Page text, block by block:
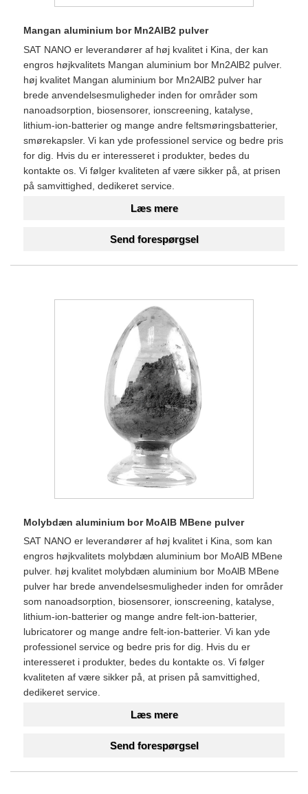
Mangan aluminium bor Mn2AlB2 pulver
SAT NANO er ​​leverandører af høj kvalitet i Kina, der kan
engros højkvalitets Mangan aluminium bor Mn2AlB2 pulver.
høj kvalitet Mangan aluminium bor Mn2AlB2 pulver har
brede anvendelsesmuligheder inden for områder som
nanoadsorption, biosensorer, ionscreening, katalyse,
lithium-ion-batterier og mange andre feltsmøringsbatterier,
smørekapsler. Vi kan yde professionel service og bedre pris
for dig. Hvis du er interesseret i produkter, bedes du
kontakte os. Vi følger kvaliteten af ​​være sikker på, at prisen
på samvittighed, dedikeret service.
Læs mere
Send forespørgsel
Molybdæn aluminium bor MoAlB MBene pulver
SAT NANO er ​​leverandører af høj kvalitet i Kina, som kan
engros højkvalitets molybdæn aluminium bor MoAlB MBene
pulver. høj kvalitet molybdæn aluminium bor MoAlB MBene
pulver har brede anvendelsesmuligheder inden for områder
som nanoadsorption, biosensorer, ionscreening, katalyse,
lithium-ion-batterier og mange andre felt-ion-batterier,
lubricatorer og mange andre felt-ion-batterier. Vi kan yde
professionel service og bedre pris for dig. Hvis du er
interesseret i produkter, bedes du kontakte os. Vi følger
kvaliteten af ​​være sikker på, at prisen på samvittighed,
dedikeret service.
Læs mere
Send forespørgsel